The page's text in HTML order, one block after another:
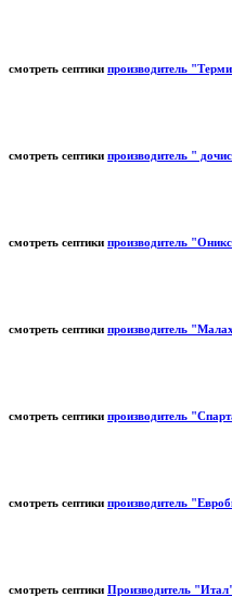
смотреть септики производитель
смотреть септики производитель "
смотреть септики производитель
смотреть септики производитель
смотреть септики производитель
смотреть септики производитель
смотреть септики Производитель